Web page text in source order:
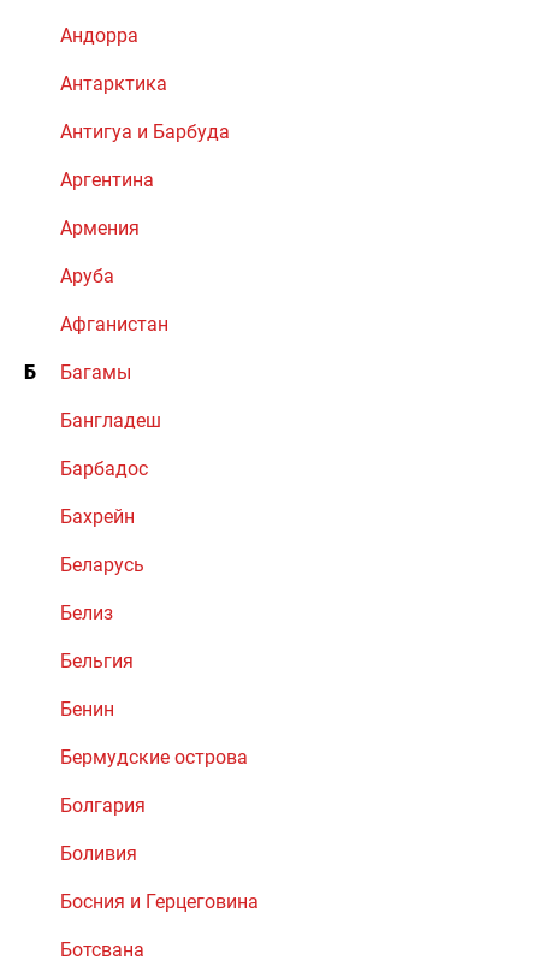
Андорра
Антарктика
Антигуа и Барбуда
Аргентина
Армения
Аруба
Афганистан
Б Багамы
Бангладеш
Барбадос
Бахрейн
Беларусь
Белиз
Бельгия
Бенин
Бермудские острова
Болгария
Боливия
Босния и Герцеговина
Ботсвана